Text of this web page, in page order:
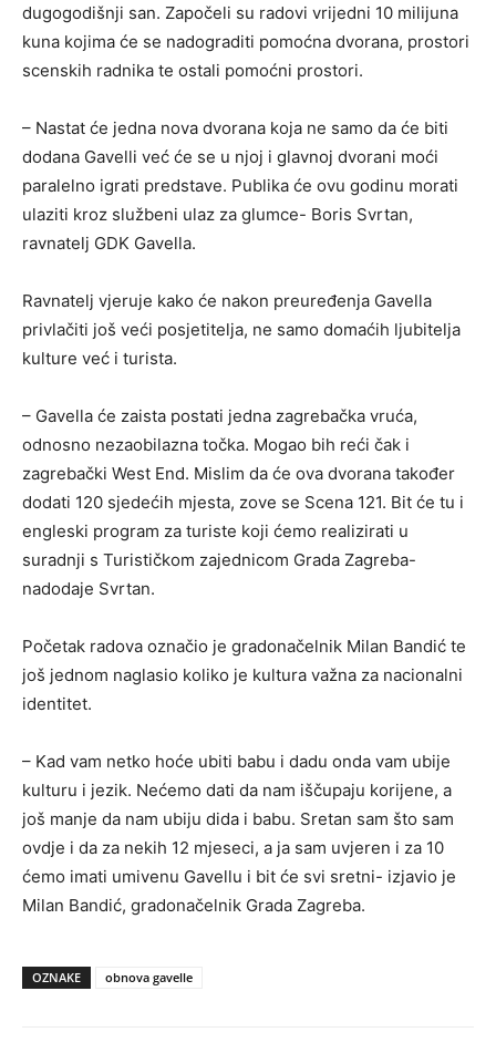
dugogodišnji san. Započeli su radovi vrijedni 10 milijuna
kuna kojima će se nadograditi pomoćna dvorana, prostori
scenskih radnika te ostali pomoćni prostori.
– Nastat će jedna nova dvorana koja ne samo da će biti
dodana Gavelli već će se u njoj i glavnoj dvorani moći
paralelno igrati predstave. Publika će ovu godinu morati
ulaziti kroz službeni ulaz za glumce- Boris Svrtan,
ravnatelj GDK Gavella.
Ravnatelj vjeruje kako će nakon preuređenja Gavella
privlačiti još veći posjetitelja, ne samo domaćih ljubitelja
kulture već i turista.
– Gavella će zaista postati jedna zagrebačka vruća,
odnosno nezaobilazna točka. Mogao bih reći čak i
zagrebački West End. Mislim da će ova dvorana također
dodati 120 sjedećih mjesta, zove se Scena 121. Bit će tu i
engleski program za turiste koji ćemo realizirati u
suradnji s Turističkom zajednicom Grada Zagreba-
nadodaje Svrtan.
Početak radova označio je gradonačelnik Milan Bandić te
još jednom naglasio koliko je kultura važna za nacionalni
identitet.
– Kad vam netko hoće ubiti babu i dadu onda vam ubije
kulturu i jezik. Nećemo dati da nam iščupaju korijene, a
još manje da nam ubiju dida i babu. Sretan sam što sam
ovdje i da za nekih 12 mjeseci, a ja sam uvjeren i za 10
ćemo imati umivenu Gavellu i bit će svi sretni- izjavio je
Milan Bandić, gradonačelnik Grada Zagreba.
OZNAKE obnova gavelle